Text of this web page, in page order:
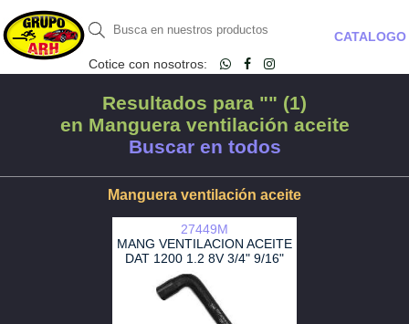
Cotice con nosotros:
CATALOGO
Resultados para "" (1)
en Manguera ventilación aceite
Buscar en todos
Manguera ventilación aceite
27449M
MANG VENTILACION ACEITE
DAT 1200 1.2 8V 3/4" 9/16"